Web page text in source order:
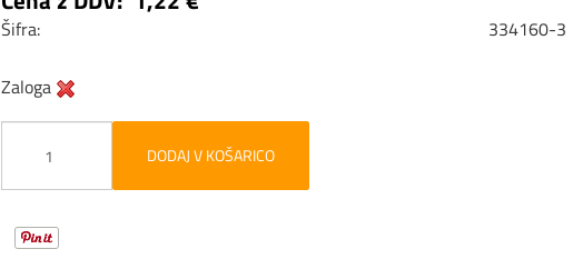
Šifra: 334160-3
Zaloga
DODAJ V KOŠARICO